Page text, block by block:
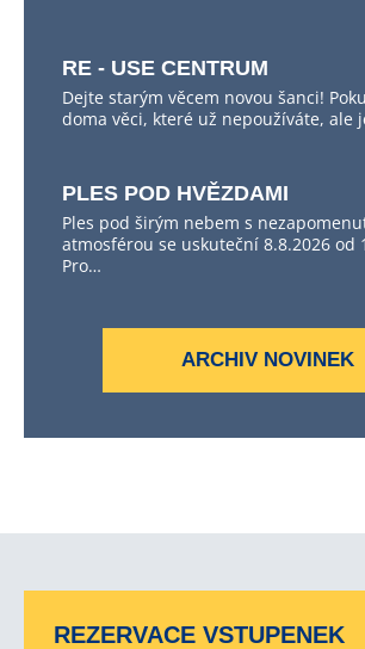
RE - USE CENTRUM
Dejte starým věcem novou šanci!
doma věci, které už nepoužíváte, ale
PLES POD HVĚZDAMI
Ples pod širým nebem s
atmosférou se uskuteční 8.8.2026 od
Pro…
ARCHIV NOVINEK
REZERVACE VSTUPENEK